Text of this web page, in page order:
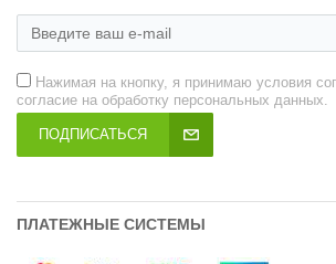
Нажимая на кнопку, я принимаю условия
согласие на обработку персональных данных.
ПОДПИСАТЬСЯ
ПЛАТЕЖНЫЕ СИСТЕМЫ